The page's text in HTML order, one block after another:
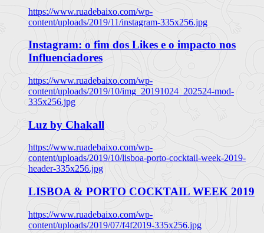
https://www.ruadebaixo.com/wp-
content/uploads/2019/11/instagram-335x256.jpg
Instagram: o fim dos Likes e o impacto nos
Influenciadores
https://www.ruadebaixo.com/wp-
content/uploads/2019/10/img_20191024_202524-mod-
335x256.jpg
Luz by Chakall
https://www.ruadebaixo.com/wp-
content/uploads/2019/10/lisboa-porto-cocktail-week-2019-
header-335x256.jpg
LISBOA & PORTO COCKTAIL WEEK 2019
https://www.ruadebaixo.com/wp-
content/uploads/2019/07/f4f2019-335x256.jpg